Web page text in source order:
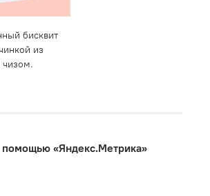
бисквит
из
«Яндекс.Метрика»